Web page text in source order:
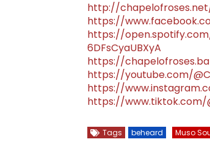
http://
https://
https://open.spotify.com/
6DFsCyaUBXyA
https://
https://youtube.com/
https://
https://www.tiktok.com/
Tags beheard Muso